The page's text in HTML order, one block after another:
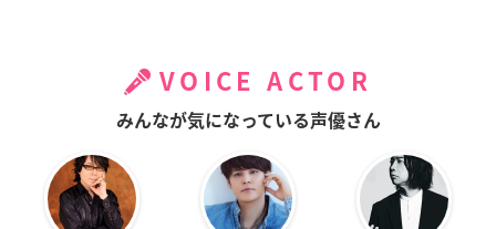
VOICE ACTOR
みんなが気になっている声優さん